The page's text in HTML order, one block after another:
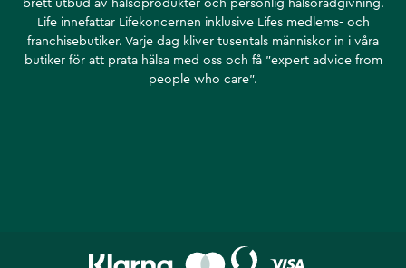
brett utbud av hälsoprodukter och personlig hälsorådgivning.
Life innefattar Lifekoncernen inklusive Lifes medlems- och
franchisebutiker. Varje dag kliver tusentals människor in i våra
butiker för att prata hälsa med oss och få ”expert advice from
people who care”.